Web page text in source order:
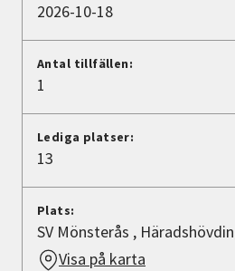
2026-10-18
Antal tillfällen:
1
Lediga platser:
13
Plats:
SV Mönsterås ,
Visa på karta